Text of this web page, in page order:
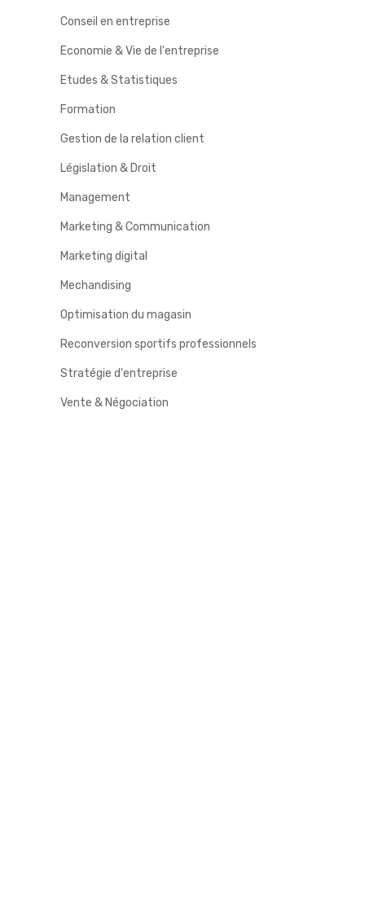
Conseil en entreprise
Economie & Vie de l'entreprise
Etudes & Statistiques
Formation
Gestion de la relation client
Législation & Droit
Management
Marketing & Communication
Marketing digital
Mechandising
Optimisation du magasin
Reconversion sportifs professionnels
Stratégie d'entreprise
Vente & Négociation